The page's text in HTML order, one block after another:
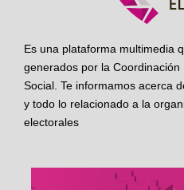
Es una plataforma multimedia
generados por la
Social. Te informamos acerca
y todo lo relacionado a la
electorales